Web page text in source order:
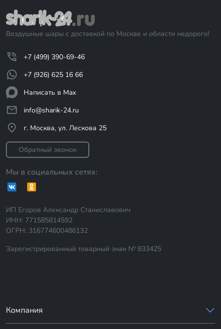
Воздушные шары с доставкой по Москве и области недорого!
+7 (499) 390-69-46
+7 (926) 625 16 66
Написать в Max
info@sharik-24.ru
г. Москва, ул. Лескова 25
Обратный звонок
Мы в социальных сетях:
ИП Егоров Александр Станиславович
ИНН: 771585814592
ОГРН: 316774600486132
Зарегистрированный товарный знак № 833425
Компания